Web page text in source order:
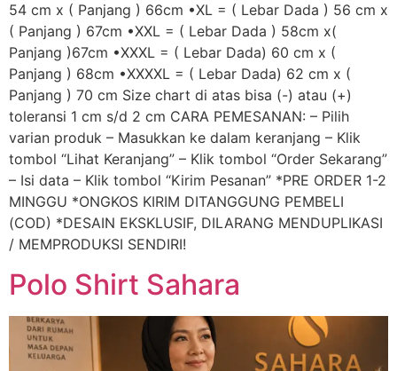
54 cm x ( Panjang ) 66cm •XL = ( Lebar Dada ) 56 cm x
( Panjang ) 67cm •XXL = ( Lebar Dada ) 58cm x(
Panjang )67cm •XXXL = ( Lebar Dada) 60 cm x (
Panjang ) 68cm •XXXXL = ( Lebar Dada) 62 cm x (
Panjang ) 70 cm Size chart di atas bisa (-) atau (+)
toleransi 1 cm s/d 2 cm CARA PEMESANAN: – Pilih
varian produk – Masukkan ke dalam keranjang – Klik
tombol “Lihat Keranjang” – Klik tombol “Order Sekarang”
– Isi data – Klik tombol “Kirim Pesanan” *PRE ORDER 1-2
MINGGU *ONGKOS KIRIM DITANGGUNG PEMBELI
(COD) *DESAIN EKSKLUSIF, DILARANG MENDUPLIKASI
/ MEMPRODUKSI SENDIRI!
Polo Shirt Sahara